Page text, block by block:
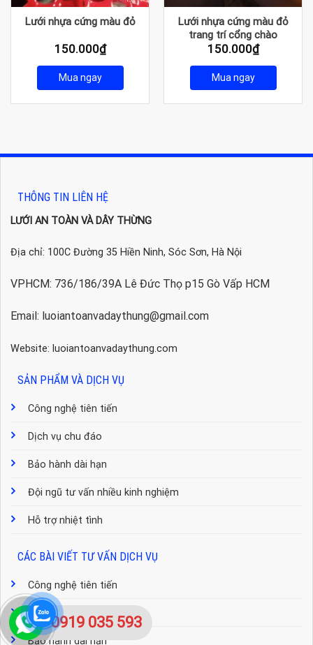
Lưới nhựa cứng màu đỏ
150.000₫
Mua ngay
Lưới nhựa cứng màu đỏ
trang trí cổng chào
150.000₫
Mua ngay
THÔNG TIN LIÊN HỆ
LƯỚI AN TOÀN VÀ DÂY THỪNG
Địa chỉ: 100C Đường 35 Hiền Ninh, Sóc Sơn, Hà Nội
VPHCM: 736/186/39A Lê Đức Thọ p15 Gò Vấp HCM
Email: luoiantoanvadaythung@gmail.com
Website: luoiantoanvadaythung.com
SẢN PHẨM VÀ DỊCH VỤ
Công nghệ tiên tiến
Dịch vụ chu đáo
Bảo hành dài hạn
Đội ngũ tư vấn nhiều kinh nghiệm
Hỗ trợ nhiệt tình
CÁC BÀI VIẾT TƯ VẤN DỊCH VỤ
Công nghệ tiên tiến
Dịch vụ chu đáo
Bảo hành dài hạn
0919 035 593